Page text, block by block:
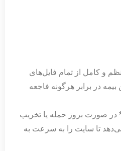
و کامل از تمام فایل‌های
در برابر هرگونه فاجعه
در صورت بروز حمله یا تخریب
تا سایت را به سرعت به